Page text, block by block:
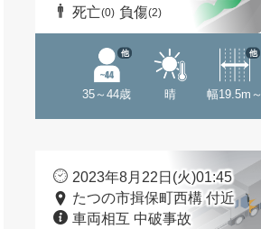
死亡(0) 負傷(2)
35～44歳
他
晴 幅19.5m～
他
2023年8月22日(火)01:45
たつの市揖保町西構 付近
車両相互 中破事故